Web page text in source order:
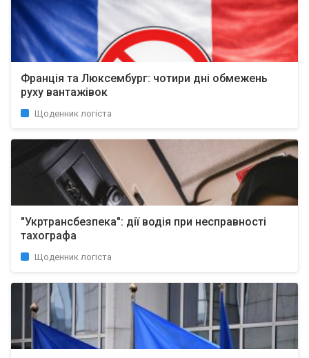
Франція та Люксембург: чотири дні обмежень
руху вантажівок
Щоденник логіста
"Укртрансбезпека": дії водія при несправності
тахографа
Щоденник логіста